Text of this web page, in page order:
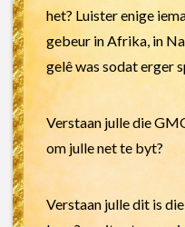
het? Luister enige
gebeur in Afrika, in
gelê was sodat erger
Verstaan julle die
om julle net te byt?
Verstaan julle dit is